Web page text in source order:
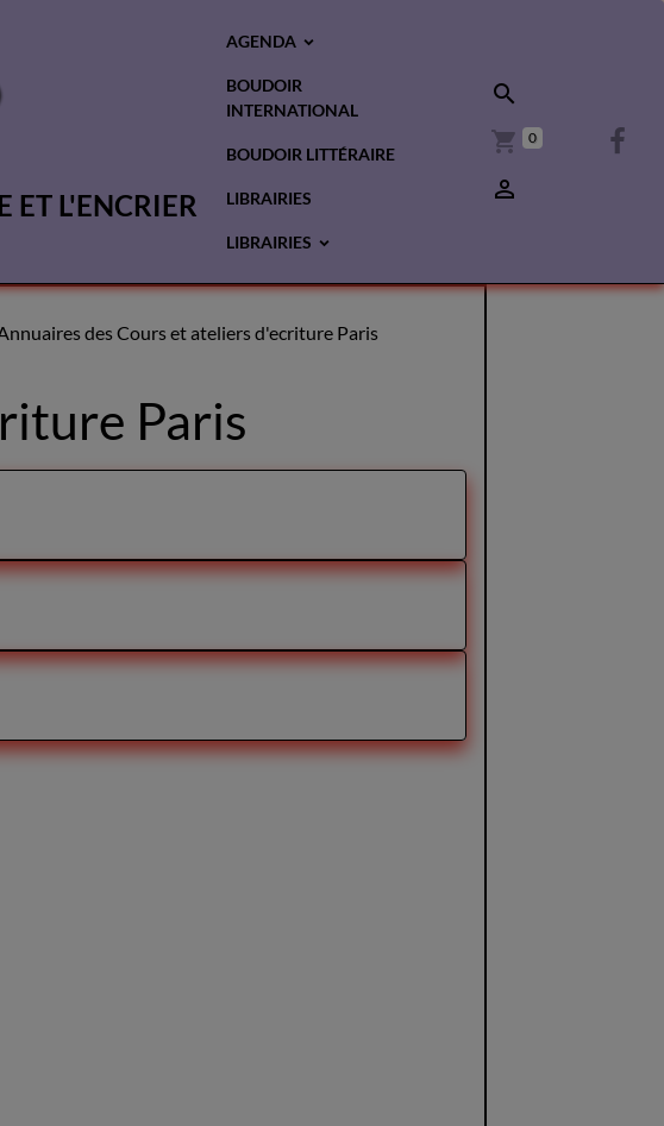
ET L'ENCRIER
AGENDA
BOUDOIR
INTERNATIONAL
BOUDOIR LITTÉRAIRE
LIBRAIRIES
LIBRAIRIES
0
des Cours et ateliers d'ecriture Paris
Paris